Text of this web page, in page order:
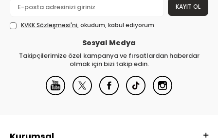
KAYIT OL
KVKK Sözleşmesi'ni, okudum, kabul ediyorum.
Sosyal Medya
Takipçilerimize özel kampanya ve fırsatlardan haberdar
olmak için bizi takip edin.